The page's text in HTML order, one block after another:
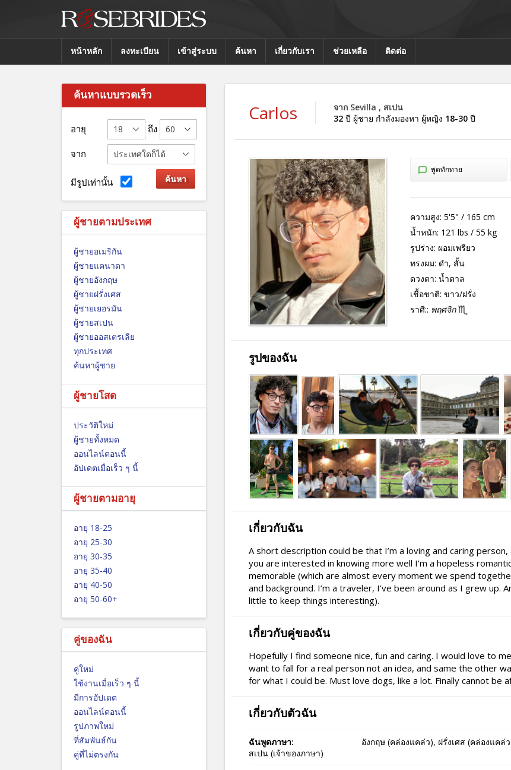
หน้าหลัก ลงทะเบียน เข้าสู่ระบบ ค้นหา เกี่ยวกับเรา ช่วยเหลือ ติดต่อ
ค้นหาแบบรวดเร็ว
อายุ ถึง
จาก
มีรูปเท่านั้น
ผู้ชายตามประเทศ
ผู้ชายอเมริกัน
ผู้ชายแคนาดา
ผู้ชายอังกฤษ
ผู้ชายฝรั่งเศส
ผู้ชายเยอรมัน
ผู้ชายสเปน
ผู้ชายออสเตรเลีย
ทุกประเทศ
ค้นหาผู้ชาย
ผู้ชายโสด
ประวัติใหม่
ผู้ชายทั้งหมด
ออนไลน์ตอนนี้
อัปเดตเมื่อเร็ว ๆ นี้
ผู้ชายตามอายุ
อายุ 18-25
อายุ 25-30
อายุ 30-35
อายุ 35-40
อายุ 40-50
อายุ 50-60+
คู่ของฉัน
คู่ใหม่
ใช้งานเมื่อเร็ว ๆ นี้
มีการอัปเดต
ออนไลน์ตอนนี้
รูปภาพใหม่
ที่สัมพันธ์กัน
คู่ที่ไม่ตรงกัน
Carlos
จาก Sevilla , สเปน
32ปี ผู้ชาย กำลังมองหา ผู้หญิง 18-30ปี
พูดทักทาย
ความสูง: 5'5" / 165 cm
น้ำหนัก: 121 lbs / 55 kg
รูปร่าง: ผอมเพรียว
ทรงผม: ดำ, สั้น
ดวงตา: น้ำตาล
เชื้อชาติ: ขาว/ฝรั่ง
ราศี:: พฤศจิก
รูปของฉัน
เกี่ยวกับฉัน
A short description could be that I’m a loving and caring
you are interested in knowing more well I’m a hopeless
memorable (which are almost every moment we spend
and background. I’m a traveler, I’ve been around as I grew up.
little to keep things interesting).
เกี่ยวกับคู่ของฉัน
Hopefully I find someone nice, fun and caring. I would love to
want to fall for a real person not an idea, and same the other
for what I could be. Must love dogs, like a lot. Finally cannot be
เกี่ยวกับตัวฉัน
ฉันพูดภาษา:
อังกฤษ (คล่องแคล่ว), ฝรั่งเศส (คล่องแค
สเปน (เจ้าของภาษา)